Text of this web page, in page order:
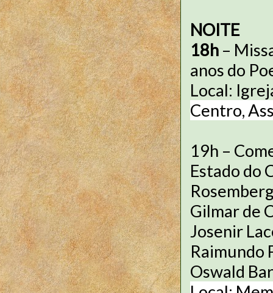
NOITE
18h –
anos do
Local:
Centro,
19h –
Estado do
Gilmar de
Josenir
Raimundo
Oswald